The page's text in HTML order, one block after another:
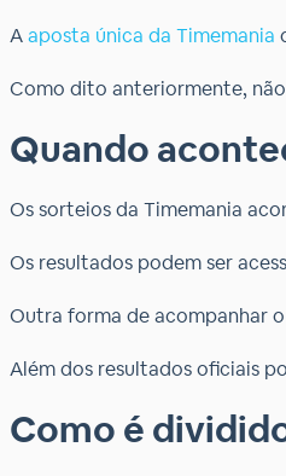
Aaposta única da Timemania
Como dito anteriormente,
Quando
Os sorteios da Timemania
Os resultados podem ser
Outra forma de acompanhar
Além dos resultados oficiais
Como é